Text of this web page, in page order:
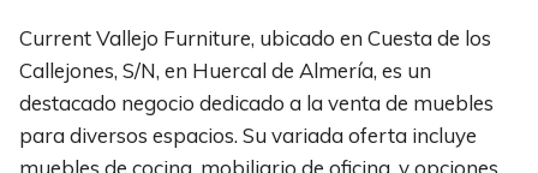
Current Vallejo Furniture, ubicado en Cuesta de los
Callejones, S/N, en Huercal de Almería, es un
destacado negocio dedicado a la venta de muebles
para diversos espacios. Su variada oferta incluye
muebles de cocina, mobiliario de oficina, y opciones